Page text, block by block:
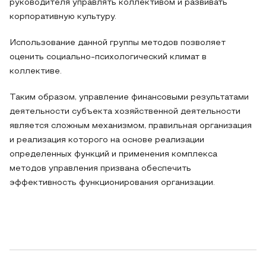
руководителя управлять коллективом и развивать
корпоративную культуру.
Использование данной группы методов позволяет
оценить социально-психологический климат в
коллективе.
Таким образом, управление финансовыми результатами
деятельности субъекта хозяйственной деятельности
является сложным механизмом, правильная организация
и реализация которого на основе реализации
определенных функций и применения комплекса
методов управления призвана обеспечить
эффективность функционирования организации.